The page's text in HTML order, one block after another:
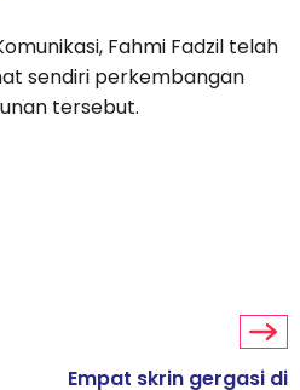
Fahmi Fadzil telah
sendiri perkembangan
tersebut.
Empat skrin gergasi di